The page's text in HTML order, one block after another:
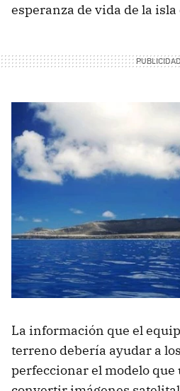
esperanza de vida de la
La información que el
terreno debería ayudar a
perfeccionar el modelo